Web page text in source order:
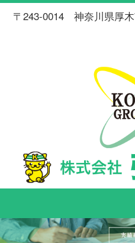
〒243-0014 神奈川県厚